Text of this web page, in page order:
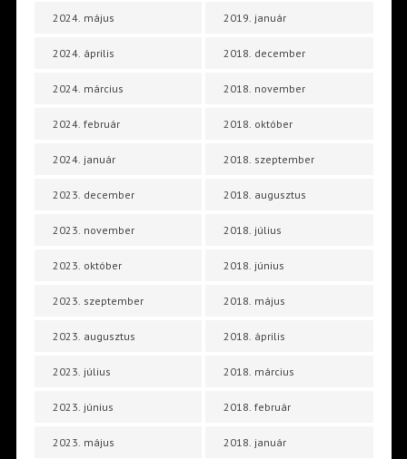
2024. május
2024. április
2024. március
2024. február
2024. január
2023. december
2023. november
2023. október
2023. szeptember
2023. augusztus
2023. július
2023. június
2023. május
2019. január
2018. december
2018. november
2018. október
2018. szeptember
2018. augusztus
2018. július
2018. június
2018. május
2018. április
2018. március
2018. február
2018. január